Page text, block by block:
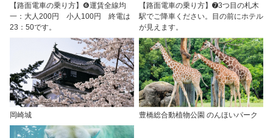
【路面電車の乗り方】❻運賃全線均
一：大人200円 小人100円 終電は
23：50です。
【路面電車の乗り方】➐3つ目の札木
駅でご降車ください。目の前にホテル
が見えます。
岡崎城 豊橋総合動植物公園 のんほいパーク